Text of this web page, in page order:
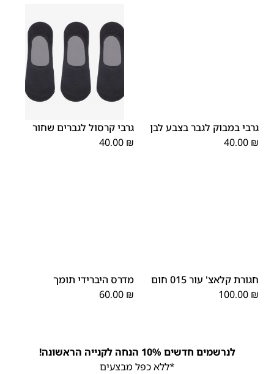
גרבי במבוק לגבר בצבע לבן
40.00 ₪
גרבי קרסול לגברים שחור
40.00 ₪
חגורת קלאצ' עור 015 חום
100.00 ₪
מדרס היברידי תומך
60.00 ₪
לנרשמים חדשים 10% הנחה לקנייה הראשונה!
*ללא כפל מבצעים